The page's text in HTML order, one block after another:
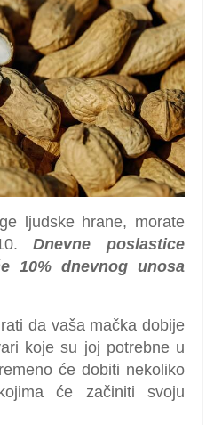
ljudske hrane, morate
10.Dnevne poslastice
10% dnevnog unosa
da vaša mačka dobije
koje su joj potrebne u
će dobiti nekoliko
će začiniti svoju